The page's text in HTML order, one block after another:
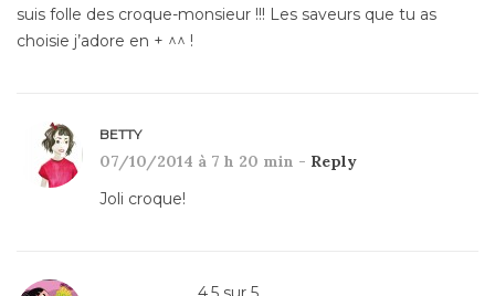
suis folle des croque-monsieur !!! Les saveurs que tu as
choisie j’adore en + ^^ !
BETTY
07/10/2014 à 7 h 20 min - Reply
Joli croque!